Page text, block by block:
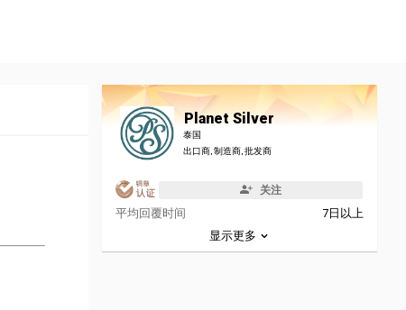
Planet Silver
泰国
出口商, 制造商, 批发商
关注
平均回覆时间
7日以上
显示更多